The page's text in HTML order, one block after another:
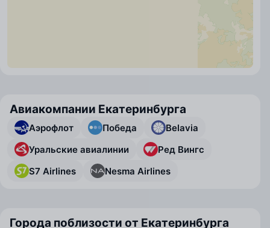
Авиакомпании Екатеринбурга
Аэрофлот Победа
Belavia
Уральские авиалинии
Ред Вингс
S7 Airlines
Nesma Airlines
Города поблизости от Екатеринбурга